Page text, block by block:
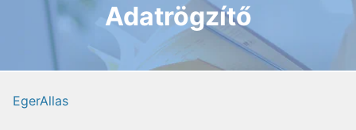
Adatrögzítő
EgerAllas